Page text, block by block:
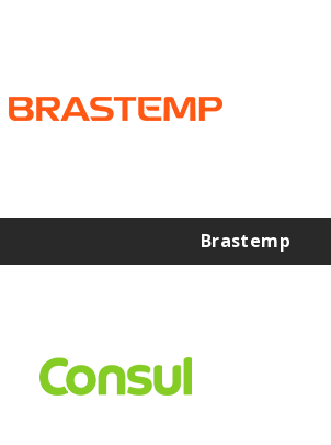
Brastemp
Assistência Técnica Brastemp na Zona Oeste
Assistência Técnica de Geladeira Brastemp